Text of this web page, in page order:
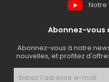
Notre
Abonnez-vous
Abonnez-vous à notre
nouvelles, et profitez